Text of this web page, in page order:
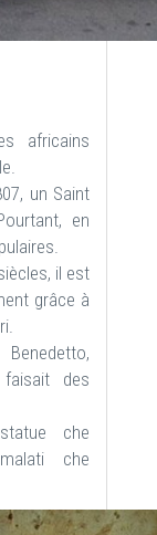
africains
un Saint
en
il est
grâce à
des
che
che